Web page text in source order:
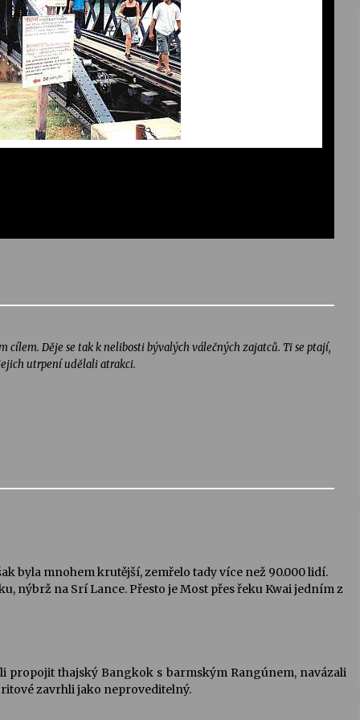
cílem. Děje se tak k nelibosti bývalých válečných zajatců. Ti se ptají,
utrpení udělali atrakci.
byla mnohem krutější, zemřelo tady více než 90.000 lidí.
nýbrž na Srí Lance. Přesto je Most přes řeku Kwai jedním z
propojit thajský Bangkok s barmským Rangúnem, navázali
zavrhli jako neproveditelný.